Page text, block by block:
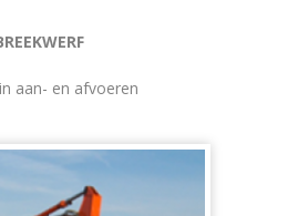
aan- en afvoeren